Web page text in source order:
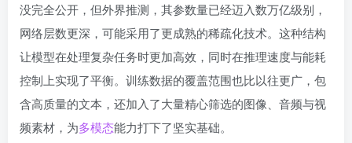
没完全公开，但外界推测，其参数量已经迈入数万亿级别，
网络层数更深，可能采用了更成熟的稀疏化技术。这种结构
让模型在处理复杂任务时更加高效，同时在推理速度与能耗
控制上实现了平衡。训练数据的覆盖范围也比以往更广，包
含高质量的文本，还加入了大量精心筛选的图像、音频与视
频素材，为多模态能力打下了坚实基础。